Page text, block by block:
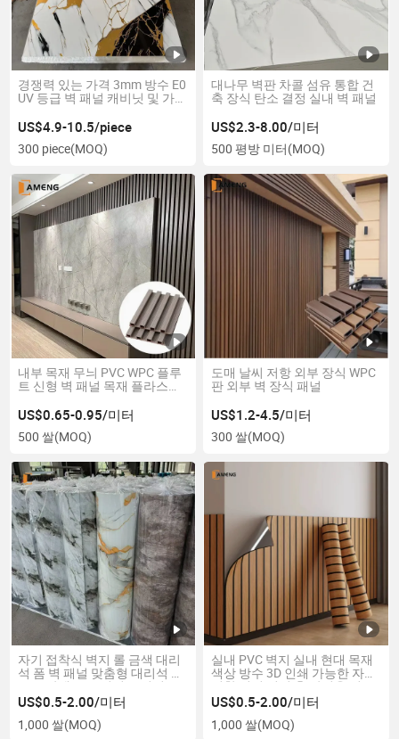
경쟁력 있는 가격 3mm 방수 E0
UV 등급 벽 패널 캐비닛 및 가구
US$4.9-10.5/piece
300 piece(MOQ)
대나무 벽판 차콜 섬유 통합 건
축 장식 탄소 결정 실내 벽 패널
US$2.3-8.00/미터
500 평방 미터(MOQ)
내부 목재 무늬 PVC WPC 플루
트 신형 벽 패널 목재 플라스틱
US$0.65-0.95/미터
500 쌀(MOQ)
도매 날씨 저항 외부 장식 WPC
판 외부 벽 장식 패널
US$1.2-4.5/미터
300 쌀(MOQ)
자기 접착식 벽지 롤 금색 대리
석 폼 벽 패널 맞춤형 대리석 시
트 고광택 PVC 벽지 스티커
US$0.5-2.00/미터
1,000 쌀(MOQ)
실내 PVC 벽지 실내 현대 목재
색상 방수 3D 인쇄 가능한 자기
접착 벽지 거실 홈 장식용 벽
US$0.5-2.00/미터
1,000 쌀(MOQ)